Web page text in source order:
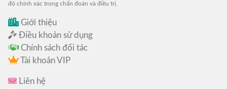
độ chính xác trong chẩn đoán và điều trị.
Giới thiệu
Điều khoản sử dụng
Chính sách đối tác
Tài khoản VIP
Liên hệ